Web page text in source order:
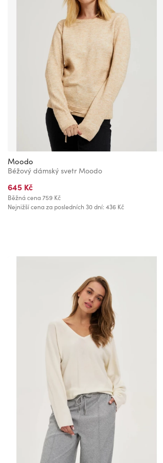
Moodo
Béžový dámský svetr Moodo
645 Kč
Běžná cena759 Kč
Nejnižší cena za posledních 30 dní: 436 Kč